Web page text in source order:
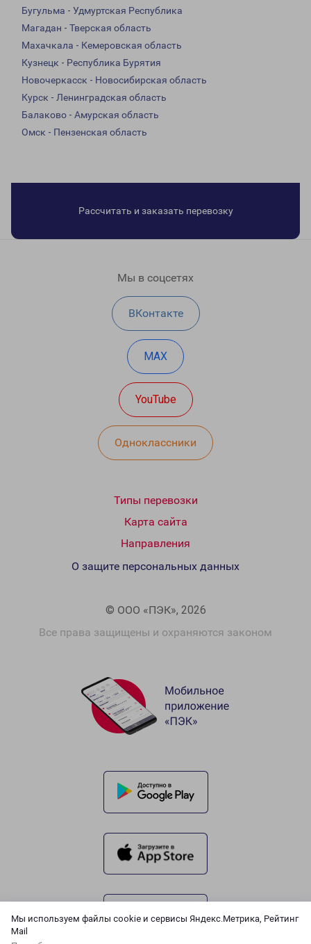
Мы используем файлы cookie и сервисы Яндекс.Метрика, Рейтинг
Mail
Бугульма - Удмуртская Республика
Магадан - Тверская область
Махачкала - Кемеровская область
Кузнецк - Республика Бурятия
Новочеркасск - Новосибирская область
Курск - Ленинградская область
Балаково - Амурская область
Омск - Пензенская область
Рассчитать и заказать перевозку
Мы в соцсетях
ВКонтакте
MAX
YouTube
Одноклассники
Типы перевозки
Карта сайта
Направления
© ООО «ПЭК», 2026
Все права защищены и охраняются законом
О защите персональных данных